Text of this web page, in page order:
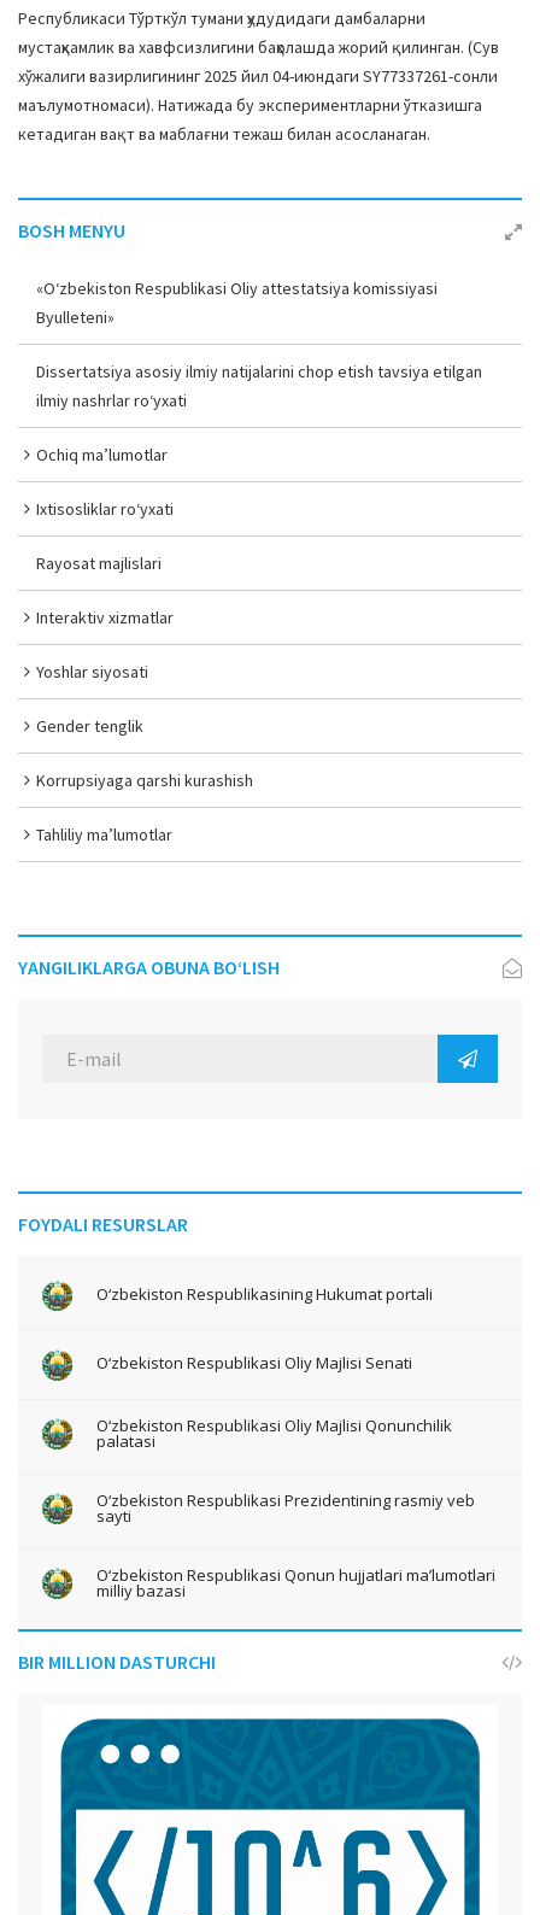
Республикаси Тўрткўл тумани ҳудудидаги дамбаларни
мустаҳкамлик ва хавфсизлигини баҳолашда жорий қилинган. (Сув
хўжалиги вазирлигининг 2025 йил 04-июндаги SY77337261-сонли
маълумотномаси). Натижада бу экспериментларни ўтказишга
кетадиган вақт ва маблағни тежаш билан асосланаган.
BOSH MENYU
«O‘zbekiston Respublikasi Oliy attestatsiya komissiyasi
Byulleteni»
Dissertatsiya asosiy ilmiy natijalarini chop etish tavsiya etilgan
ilmiy nashrlar ro‘yxati
Ochiq ma’lumotlar
Ixtisosliklar ro‘yxati
Rayosat majlislari
Interaktiv xizmatlar
Yoshlar siyosati
Gender tenglik
Korrupsiyaga qarshi kurashish
Tahliliy ma’lumotlar
YANGILIKLARGA OBUNA BO‘LISH
FOYDALI RESURSLAR
O‘zbekiston Respublikasining Hukumat portali
O‘zbekiston Respublikasi Oliy Majlisi Senati
O‘zbekiston Respublikasi Oliy Majlisi Qonunchilik
palatasi
O‘zbekiston Respublikasi Prezidentining rasmiy veb
sayti
O‘zbekiston Respublikasi Qonun hujjatlari ma’lumotlari
milliy bazasi
BIR MILLION DASTURCHI